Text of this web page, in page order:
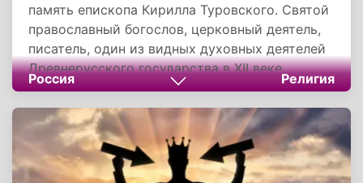
память епископа Кирилла Туровского. Святой
православный богослов, церковный деятель,
писатель, один из видных духовных деятелей
Древнерусского государства в XII веке.
Канонизирован Русской православной
церковью.
Россия Религия